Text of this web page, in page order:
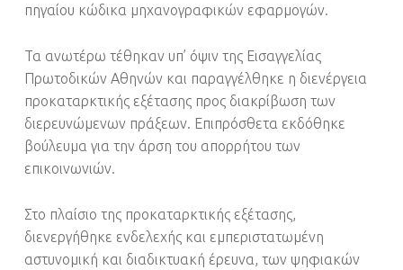
πηγαίου κώδικα μηχανογραφικών εφαρμογών.
Τα ανωτέρω τέθηκαν υπ’ όψιν της Εισαγγελίας
Πρωτοδικών Αθηνών και παραγγέλθηκε η διενέργεια
προκαταρκτικής εξέτασης προς διακρίβωση των
διερευνώμενων πράξεων. Επιπρόσθετα εκδόθηκε
βούλευμα για την άρση του απορρήτου των
επικοινωνιών.
Στο πλαίσιο της προκαταρκτικής εξέτασης,
διενεργήθηκε ενδελεχής και εμπεριστατωμένη
αστυνομική και διαδικτυακή έρευνα, των ψηφιακών